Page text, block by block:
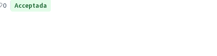
0 Acceptada